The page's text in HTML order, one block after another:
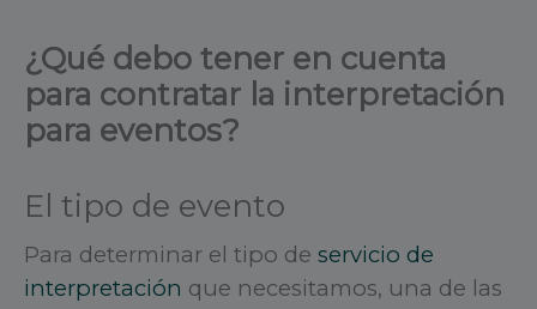
¿Qué debo tener en cuenta
para contratar la interpretación
para eventos?
El tipo de evento
Para determinar el tipo de servicio de
interpretación que necesitamos, una de las